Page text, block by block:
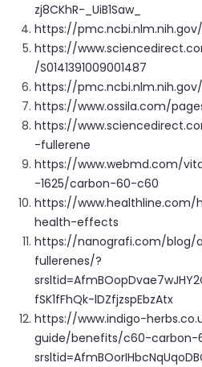
zj8CKhR-_UiB1Saw_
https://
https://
/S0141391009001487
https://
https://www.ossila.com/
https://
-fullerene
https://www.webmd.com/
-1625/carbon-60-c60
https://
health-effects
https://nanografi.com/blog/
fullerenes/?
fSK1fFhQk-lDZfjzspEbzAtx
https://www.indigo-
guide/benefits/c60-carbon-